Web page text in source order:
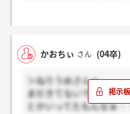
かおちぃ さん (04卒)
＞ねりうめさんへ
まだきてないです、私
とかいってたもんなぁ・